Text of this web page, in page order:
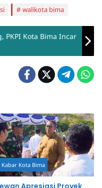
walikota bima
PKPI Kota Bima Incar
Kabar Kota Bima
Apresiasi Proyek